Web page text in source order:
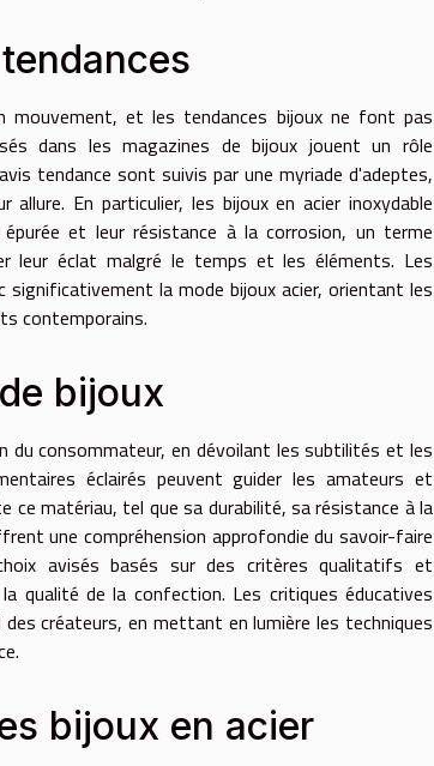
et les tendances bijoux ne font pas
dans les magazines de bijoux jouent un rôle
tendance sont suivis par une myriade d'adeptes,
En particulier, les bijoux en acier inoxydable
et leur résistance à la corrosion, un terme
leur éclat malgré le temps et les éléments. Les
la mode bijoux acier, orientant les
contemporains.
bijoux
du consommateur, en dévoilant les subtilités et les
éclairés peuvent guider les amateurs et
ce matériau, tel que sa durabilité, sa résistance à la
une compréhension approfondie du savoir-faire
avisés basés sur des critères qualitatifs et
qualité de la confection. Les critiques éducatives
créateurs, en mettant en lumière les techniques
bijoux en acier